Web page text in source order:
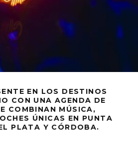
EN LOS DESTINOS
CON UNA AGENDA DE
COMBINAN MÚSICA,
ÚNICAS EN PUNTA
PLATA Y CÓRDOBA.